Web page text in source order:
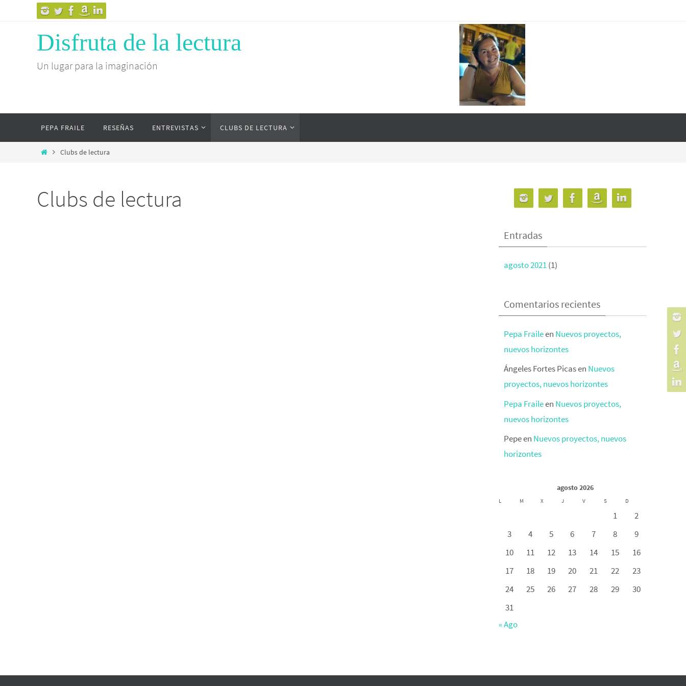
Disfruta de la lectura
Un lugar para la imaginación
contenido
PEPA FRAILE RESEÑAS ENTREVISTAS CLUBS DE LECTURA
InicioClubs de lectura
Clubs de lectura
Entradas
agosto 2021(1)
Comentarios recientes
Pepa Fraileen Nuevos proyectos,
nuevos horizontes
Ángeles Fortes Picasen Nuevos
proyectos, nuevos horizontes
Pepa Fraileen Nuevos proyectos,
nuevos horizontes
Pepeen Nuevos proyectos, nuevos
horizontes
agosto 2026
L M X J V S D
1
2
3
4 5 6 7 8
9
10
11 12 13 14 15
16
17
18 19 20 21 22
23
24
25 26 27 28 29
30
31
« Ago